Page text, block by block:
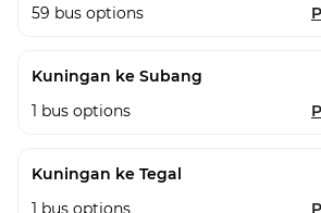
59 bus options
Kuningan ke Subang
1 bus options
Kuningan ke Tegal
1 bus options